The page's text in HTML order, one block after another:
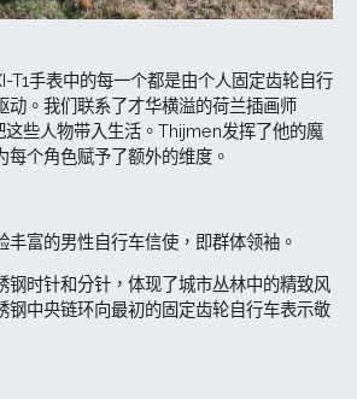
T1手表中的每一个都是由个人固定齿轮自行
动。我们联系了才华横溢的荷兰插画师
些人物带入生活。Thijmen发挥了他的魔
每个角色赋予了额外的维度。
丰富的男性自行车信使，即群体领袖。
钢时针和分针，体现了城市丛林中的精致风
钢中央链环向最初的固定齿轮自行车表示敬